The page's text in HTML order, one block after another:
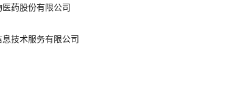
药股份有限公司
技术服务有限公司